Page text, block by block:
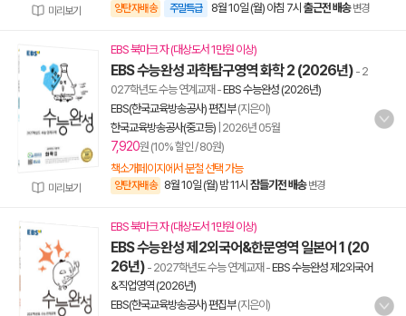
미리보기 양탄자배송 주말특급 8월 10일 (월) 아침 7시 출근전 배송 변경
미리보기
EBS 북마크 자 (대상도서 1만원 이상)
EBS 수능완성 과학탐구영역 화학 2 (2026년) - 2
027학년도 수능 연계교재 -EBS 수능완성 (2026년)
EBS(한국교육방송공사) 편집부(지은이)
한국교육방송공사(중고등) 2026년 05월
7,920원 (10% 할인 / 80원)
책소개페이지에서 분철 선택 가능
양탄자배송 8월 10일 (월) 밤 11시 잠들기전 배송 변경
EBS 북마크 자 (대상도서 1만원 이상)
EBS 수능완성 제2외국어&한문영역 일본어 1 (20
26년) - 2027학년도 수능 연계교재 -EBS 수능완성 제2외국어
&직업영역 (2026년)
EBS(한국교육방송공사) 편집부(지은이)